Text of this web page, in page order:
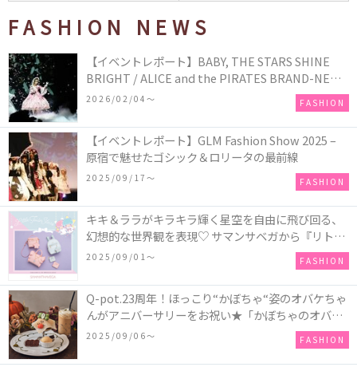
FASHION NEWS
【イベントレポート】BABY, THE STARS SHINE
BRIGHT / ALICE and the PIRATES BRAND-NEW
COLLECTION in TOKYO
2026/02/04〜 FASHION
【イベントレポート】GLM Fashion Show 2025 –
原宿で魅せたゴシック＆ロリータの最前線
2025/09/17〜 FASHION
キキ＆ララがキラキラ輝く星空を自由に飛び回る、
幻想的な世界観を表現♡ サマンサベガから『リトル
ツインスターズ』50周年アニバーサリーイヤー』を
2025/09/01〜 FASHION
Q-pot.23周年！ほっこり“かぼちゃ“姿のオバケちゃ
んがアニバーサリーをお祝い★「かぼちゃのオバケ
ーキアクセサリー」が新発売！Q-pot CAFE.では
「かぼちゃのオバケーキプレート」も登場
2025/09/06〜 FASHION